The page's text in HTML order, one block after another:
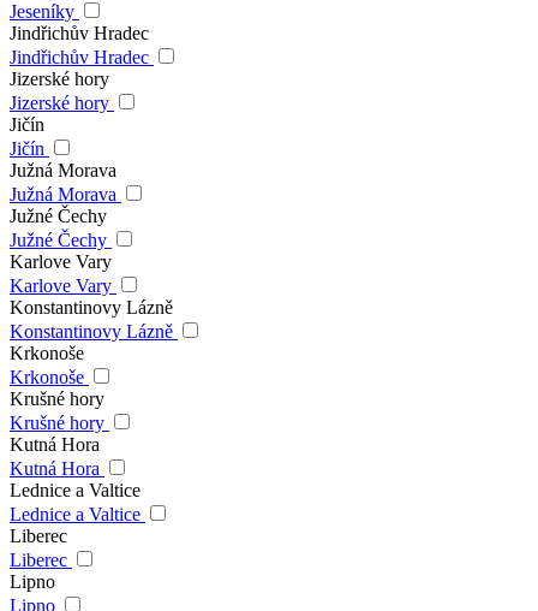
Jeseníky
Jindřichův Hradec
Jindřichův Hradec
Jizerské hory
Jizerské hory
Jičín
Jičín
Južná Morava
Južná Morava
Južné Čechy
Južné Čechy
Karlove Vary
Karlove Vary
Konstantinovy Lázně
Konstantinovy Lázně
Krkonoše
Krkonoše
Krušné hory
Krušné hory
Kutná Hora
Kutná Hora
Lednice a Valtice
Lednice a Valtice
Liberec
Liberec
Lipno
Lipno